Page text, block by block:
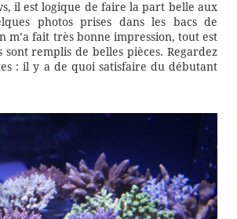
il est logique de faire la part belle aux
photos prises dans les bacs de
m’a fait très bonne impression, tout est
remplis de belles pièces. Regardez
: il y a de quoi satisfaire du débutant